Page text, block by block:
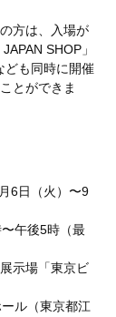
方は、入場が
SHOP」
ども同時に開催
とができま
6日（火）〜9
5時（最
示場「東京ビ
東京都江